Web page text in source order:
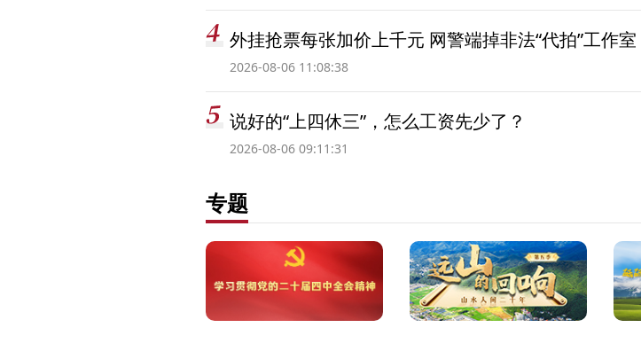
外挂抢票每张加价上千元 网警端掉非法“代拍”工作室
2026-08-06 11:08:38
说好的“上四休三”，怎么工资先少了？
2026-08-06 09:11:31
专题